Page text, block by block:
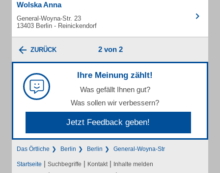
Wolska Anna
General-Woyna-Str. 23
13403 Berlin - Reinickendorf
ZURÜCK 2 von 2
Ihre Meinung zählt!
Was gefällt Ihnen gut?
Was sollen wir verbessern?
Jetzt Feedback geben!
Das Örtliche Berlin Berlin General-Woyna-Str
Startseite | Suchbegriffe | Kontakt | Inhalte melden